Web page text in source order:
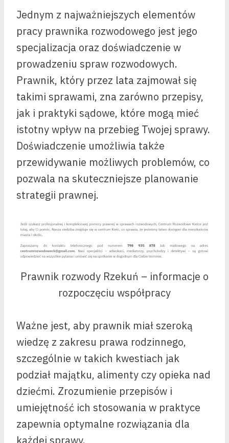
Jednym z najważniejszych elementów
pracy prawnika rozwodowego jest jego
specjalizacja oraz doświadczenie w
prowadzeniu spraw rozwodowych.
Prawnik, który przez lata zajmował się
takimi sprawami, zna zarówno przepisy,
jak i praktyki sądowe, które mogą mieć
istotny wpływ na przebieg Twojej sprawy.
Doświadczenie umożliwia także
przewidywanie możliwych problemów, co
pozwala na skuteczniejsze planowanie
strategii prawnej.
Prawnik rozwody Rzekuń – informacje o
rozpoczęciu współpracy
Ważne jest, aby prawnik miał szeroką
wiedzę z zakresu prawa rodzinnego,
szczególnie w takich kwestiach jak
podział majątku, alimenty czy opieka nad
dziećmi. Zrozumienie przepisów i
umiejętność ich stosowania w praktyce
zapewnia optymalne rozwiązania dla